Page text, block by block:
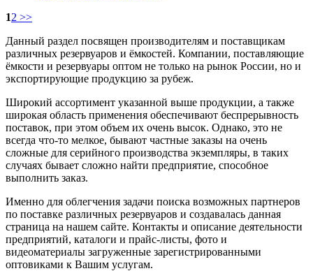
12 >>
Данный раздел посвящен производителям и поставщикам
различных резервуаров и ёмкостей. Компании, поставляющие
ёмкости и резервуары оптом не только на рынок России, но и
экспортирующие продукцию за рубеж.
Широкий ассортимент указанной выше продукции, а также
широкая область применения обеспечивают беспрерывность
поставок, при этом объем их очень высок. Однако, это не
всегда что-то мелкое, бывают частные заказы на очень
сложные для серийного производства экземпляры, в таких
случаях бывает сложно найти предприятие, способное
выполнить заказ.
Именно для облегчения задачи поиска возможных партнеров
по поставке различных резервуаров и создавалась данная
страница на нашем сайте. Контакты и описание деятельности
предприятий, каталоги и прайс-листы, фото и
видеоматериалы загруженные зарегистрированными
оптовиками к Вашим услугам.